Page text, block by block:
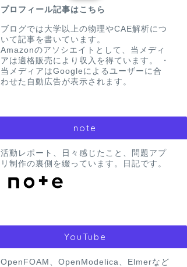
プロフィール記事はこちら
ブログでは大学以上の物理やCAE解析につ
いて記事を書いています。
Amazonのアソシエイトとして、当メディ
アは適格販売により収入を得ています。 ・
当メディアはGoogleによるユーザーに合
わせた自動広告が表示されます。
note
活動レポート、日々感じたこと、問題アプ
リ制作の裏側を綴っています。日記です。
YouTube
OpenFOAM、OpenModelica、Elmerなど